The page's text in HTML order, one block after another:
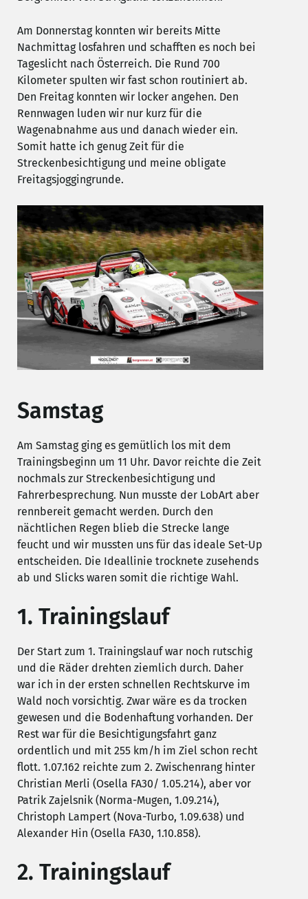
Am Donnerstag konnten wir bereits Mitte
Nachmittag losfahren und schafften es noch bei
Tageslicht nach Österreich. Die Rund 700
Kilometer spulten wir fast schon routiniert ab.
Den Freitag konnten wir locker angehen. Den
Rennwagen luden wir nur kurz für die
Wagenabnahme aus und danach wieder ein.
Somit hatte ich genug Zeit für die
Streckenbesichtigung und meine obligate
Freitagsjoggingrunde.
Samstag
Am Samstag ging es gemütlich los mit dem
Trainingsbeginn um 11 Uhr. Davor reichte die Zeit
nochmals zur Streckenbesichtigung und
Fahrerbesprechung. Nun musste der LobArt aber
rennbereit gemacht werden. Durch den
nächtlichen Regen blieb die Strecke lange
feucht und wir mussten uns für das ideale Set-Up
entscheiden. Die Ideallinie trocknete zusehends
ab und Slicks waren somit die richtige Wahl.
1. Trainingslauf
Der Start zum 1. Trainingslauf war noch rutschig
und die Räder drehten ziemlich durch. Daher
war ich in der ersten schnellen Rechtskurve im
Wald noch vorsichtig. Zwar wäre es da trocken
gewesen und die Bodenhaftung vorhanden. Der
Rest war für die Besichtigungsfahrt ganz
ordentlich und mit 255 km/h im Ziel schon recht
flott. 1.07.162 reichte zum 2. Zwischenrang hinter
Christian Merli (Osella FA30/ 1.05.214), aber vor
Patrik Zajelsnik (Norma-Mugen, 1.09.214),
Christoph Lampert (Nova-Turbo, 1.09.638) und
Alexander Hin (Osella FA30, 1.10.858).
2. Trainingslauf